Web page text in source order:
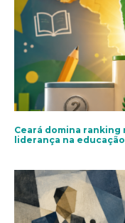
Ceará domina ranking
liderança na